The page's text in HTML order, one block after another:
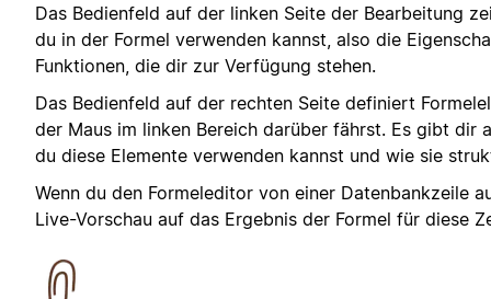
Das Bedienfeld auf der linken Seite der Bearbeitung
du in der Formel verwenden kannst, also die
Funktionen, die dir zur Verfügung stehen.
Das Bedienfeld auf der rechten Seite definiert
der Maus im linken Bereich darüber fährst. Es gibt dir
du diese Elemente verwenden kannst und wie sie
Wenn du den Formeleditor von einer Datenbankzeile
Live-Vorschau auf das Ergebnis der Formel für diese